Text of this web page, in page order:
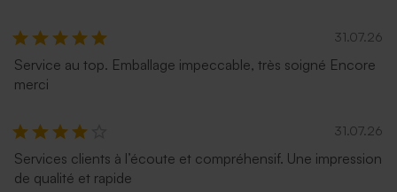
31.07.26
Service au top. Emballage impeccable, très soigné Encore
merci
31.07.26
Services clients à l’écoute et compréhensif. Une impression
de qualité et rapide